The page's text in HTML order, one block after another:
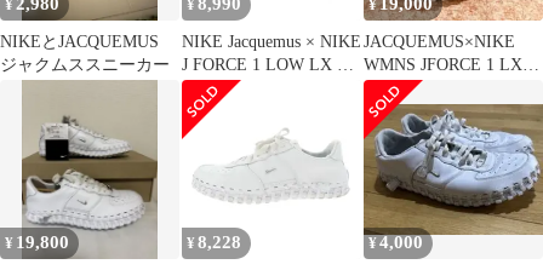
¥
NIKEとJACQUEMUS
ジャクムススニーカー
¥
NIKE Jacquemus × NIKE
J FORCE 1 LOW LX SP
DR0424-100 Bランク 19
¥
JACQUEMUS×NIKE
WMNS JFORCE 1 LX
29cm
¥ 19,800 ¥ 8,228 ¥4,000